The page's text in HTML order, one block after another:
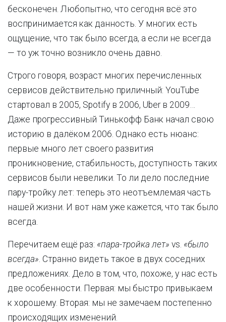
бесконечен. Любопытно, что сегодня всё это
воспринимается как данность. У многих есть
ощущение, что так было всегда, а если не всегда
— то уж точно возникло очень давно.
Строго говоря, возраст многих перечисленных
сервисов действительно приличный: YouTube
стартовал в 2005, Spotify в 2006, Uber в 2009…
Даже прогрессивный Тинькофф Банк начал свою
историю в далёком 2006. Однако есть нюанс:
первые много лет своего развития
проникновение, стабильность, доступность таких
сервисов были невелики. То ли дело последние
пару-тройку лет: теперь это неотъемлемая часть
нашей жизни. И вот нам уже кажется, что так было
всегда.
Перечитаем ещё раз: «пара-тройка лет» vs. «было
всегда». Странно видеть такое в двух соседних
предложениях. Дело в том, что, похоже, у нас есть
две особенности. Первая: мы быстро привыкаем
к хорошему. Вторая: мы не замечаем постепенно
происходящих изменений.